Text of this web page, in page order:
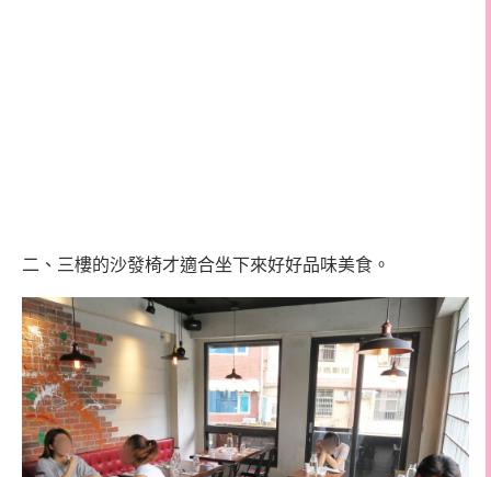
二、三樓的沙發椅才適合坐下來好好品味美食。